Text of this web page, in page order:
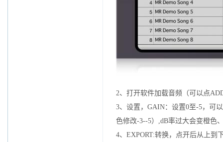
2、打开软件加载音频（可以点
3、设置，GAIN：设置0至-5，可
色修改-3--5）,dB率过大会变橙色
4、EXPORT:转换，点开后从上到